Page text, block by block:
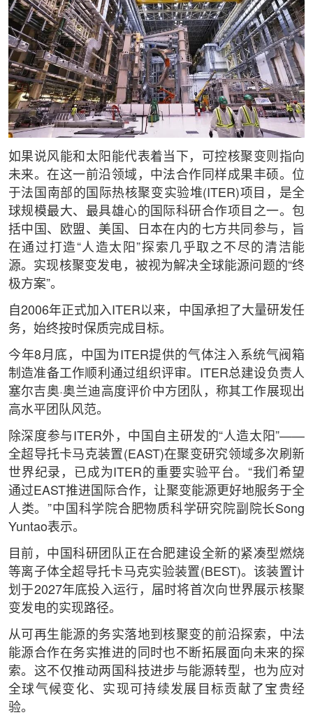
如果说风能和太阳能代表着当下，可控核聚变则指向
未来。在这一前沿领域，中法合作同样成果丰硕。位
于法国南部的国际热核聚变实验堆(ITER)项目，是全
球规模最大、最具雄心的国际科研合作项目之一。包
括中国、欧盟、美国、日本在内的七方共同参与，旨
在通过打造“人造太阳”探索几乎取之不尽的清洁能
源。实现核聚变发电，被视为解决全球能源问题的“终
极方案”。
自2006年正式加入ITER以来，中国承担了大量研发任
务，始终按时保质完成目标。
今年8月底，中国为ITER提供的气体注入系统气阀箱
制造准备工作顺利通过组织评审。ITER总建设负责人
塞尔吉奥·奥兰迪高度评价中方团队，称其工作展现出
高水平团队风范。
除深度参与ITER外，中国自主研发的“人造太阳”——
全超导托卡马克装置(EAST)在聚变研究领域多次刷新
世界纪录，已成为ITER的重要实验平台。“我们希望
通过EAST推进国际合作，让聚变能源更好地服务于全
人类。”中国科学院合肥物质科学研究院副院长Song
Yuntao表示。
目前，中国科研团队正在合肥建设全新的紧凑型燃烧
等离子体全超导托卡马克实验装置(BEST)。该装置计
划于2027年底投入运行，届时将首次向世界展示核聚
变发电的实现路径。
从可再生能源的务实落地到核聚变的前沿探索，中法
能源合作在务实推进的同时也不断拓展面向未来的探
索。这不仅推动两国科技进步与能源转型，也为应对
全球气候变化、实现可持续发展目标贡献了宝贵经
验。